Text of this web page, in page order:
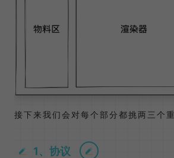
接下来我们会对每个部分都挑两三个
1、协议